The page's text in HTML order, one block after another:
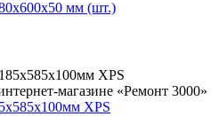
мм (шт.)
XPS